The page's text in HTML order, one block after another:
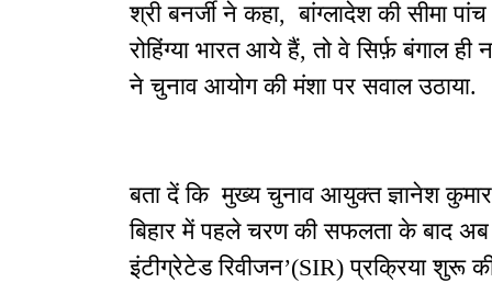
श्री बनर्जी ने कहा, बांग्लादेश की सीमा
रोहिंग्या भारत आये हैं, तो वे सिर्फ़ बंगाल
ने चुनाव आयोग की मंशा पर सवाल उठाया.
बता दें कि मुख्य चुनाव आयुक्त ज्ञानेश
बिहार में पहले चरण की सफलता के बाद
इंटीग्रेटेड रिवीजन’(SIR) प्रक्रिया शुरू